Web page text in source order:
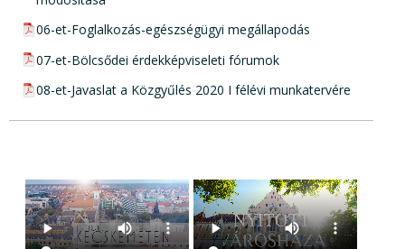
pdf csatolmány:
06-et-Foglalkozás-egészségügyi megállapodás
pdf csatolmány:
07-et-Bölcsődei érdekképviseleti fórumok
pdf csatolmány:
08-et-Javaslat a Közgyűlés 2020 I félévi munkatervére